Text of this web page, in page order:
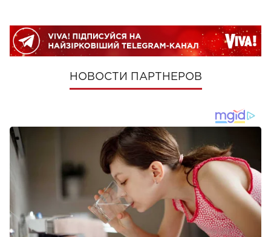
НОВОСТИ ПАРТНЕРОВ